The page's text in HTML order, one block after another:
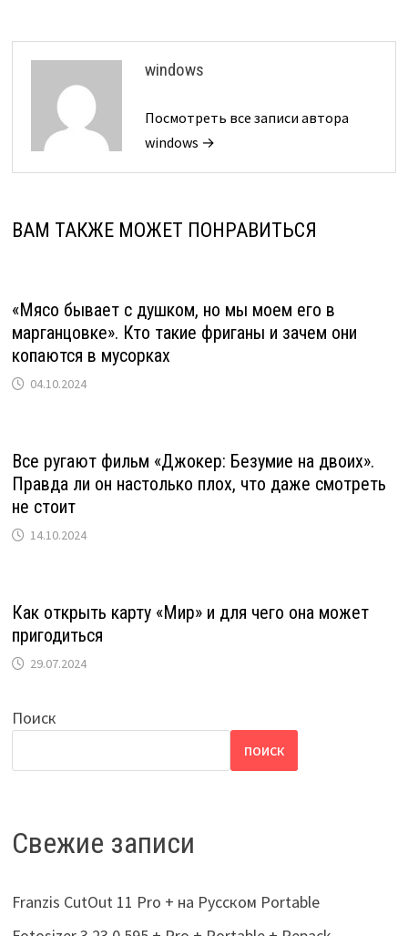
windows
Посмотреть все записи автора
windows →
ВАМ ТАКЖЕ МОЖЕТ ПОНРАВИТЬСЯ
«Мясо бывает с душком, но мы моем его в
марганцовке». Кто такие фриганы и зачем они
копаются в мусорках
04.10.2024
Все ругают фильм «Джокер: Безумие на двоих».
Правда ли он настолько плох, что даже смотреть
не стоит
14.10.2024
Как открыть карту «Мир» и для чего она может
пригодиться
29.07.2024
Поиск
ПОИСК
Свежие записи
Franzis CutOut 11 Pro + на Русском Portable